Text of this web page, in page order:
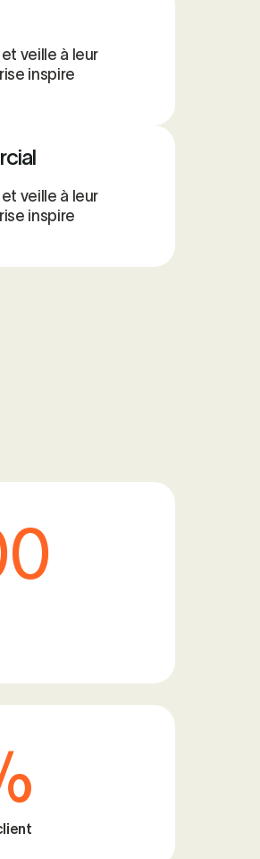
veille à leur
inspire
veille à leur
inspire